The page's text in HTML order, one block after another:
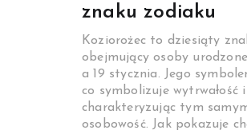
znaku zodiaku
Koziorożec to dziesiąty
obejmujący osoby
a 19 stycznia. Jego
co symbolizuje wytrwałość
charakteryzując tym
osobowość. Jak pokazuje